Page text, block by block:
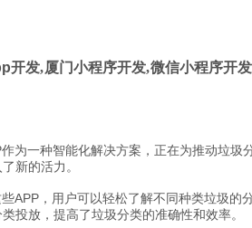
开发,厦门小程序开发,微信小程序开发
为一种智能化解决方案，正在为推动垃
新的活力。
APP，用户可以轻松了解不同种类垃圾
投放，提高了垃圾分类的准确性和效率。